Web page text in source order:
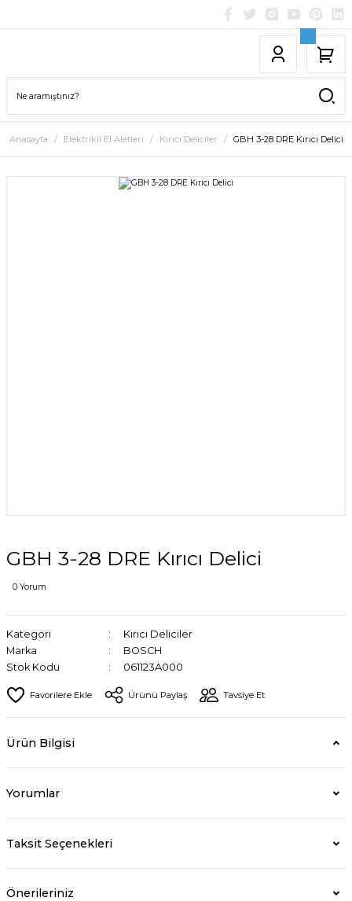
Anasayfa Elektrikli El Aletleri Kırıcı Deliciler GBH 3-28 DRE Kırıcı Delici
GBH 3-28 DRE Kırıcı Delici
0 Yorum
Kategori
Kırıcı Deliciler
Marka
BOSCH
Stok Kodu
061123A000
Ürünü Paylaş Tavsiye Et
Ürün Bilgisi
Yorumlar
Taksit Seçenekleri
Önerileriniz